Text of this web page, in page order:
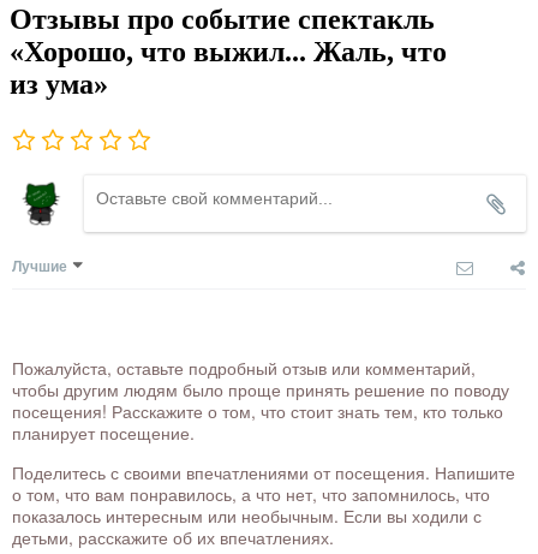
Отзывы про событие спектакль
«Хорошо, что выжил... Жаль, что
из ума»
Лучшие
Пожалуйста, оставьте подробный отзыв или комментарий,
чтобы другим людям было проще принять решение по поводу
посещения! Расскажите о том, что стоит знать тем, кто только
планирует посещение.
Поделитесь с своими впечатлениями от посещения. Напишите
о том, что вам понравилось, а что нет, что запомнилось, что
показалось интересным или необычным. Если вы ходили с
детьми, расскажите об их впечатлениях.